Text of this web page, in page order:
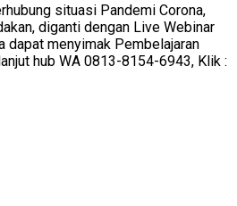
situasi Pandemi Corona,
diganti dengan Live Webinar
dapat menyimak Pembelajaran
hub WA 0813-8154-6943, Klik :